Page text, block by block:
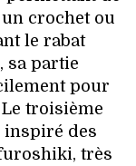
crochet ou
le rabat
sa partie
pour
troisième
inspiré des
très